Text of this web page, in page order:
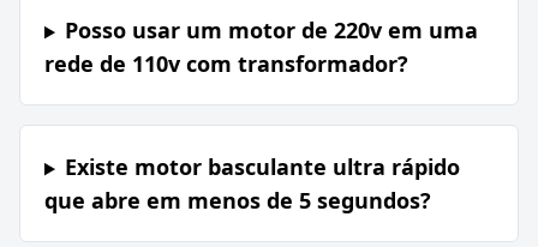
Posso usar um motor de 220v em uma
rede de 110v com transformador?
Existe motor basculante ultra rápido
que abre em menos de 5 segundos?